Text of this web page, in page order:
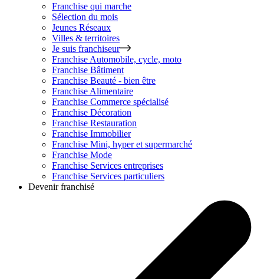
Franchise qui marche
Sélection du mois
Jeunes Réseaux
Villes & territoires
Je suis franchiseur
Franchise Automobile, cycle, moto
Franchise Bâtiment
Franchise Beauté - bien être
Franchise Alimentaire
Franchise Commerce spécialisé
Franchise Décoration
Franchise Restauration
Franchise Immobilier
Franchise Mini, hyper et supermarché
Franchise Mode
Franchise Services entreprises
Franchise Services particuliers
Devenir franchisé